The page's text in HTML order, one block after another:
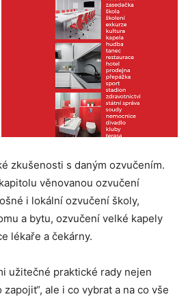
zkušenosti s daným ozvučením.
věnovanou ozvučení
i lokální ozvučení školy,
a bytu, ozvučení velké kapely
lékaře a čekárny.
užitečné praktické rady nejen
ale i co vybrat a na co vše